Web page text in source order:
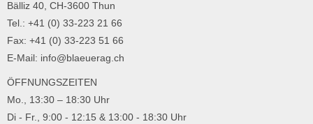
Bälliz 40, CH-3600 Thun
Tel.: +41 (0) 33-223 21 66
Fax: +41 (0) 33-223 51 66
E-Mail: info@blaeuerag.ch
ÖFFNUNGSZEITEN
Mo., 13:30 – 18:30 Uhr
Di - Fr., 9:00 - 12:15 & 13:00 - 18:30 Uhr